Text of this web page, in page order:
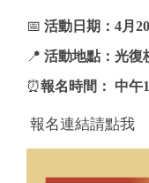
📅 活動日期：4月20
📍 活動地點：光復
⏰報名時間： 中午
報名連結請點我